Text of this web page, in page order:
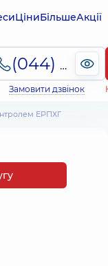
ЦіниБільшеАкції
(044) 495-2-888
Замовити дзвінок
ЕРПХГ